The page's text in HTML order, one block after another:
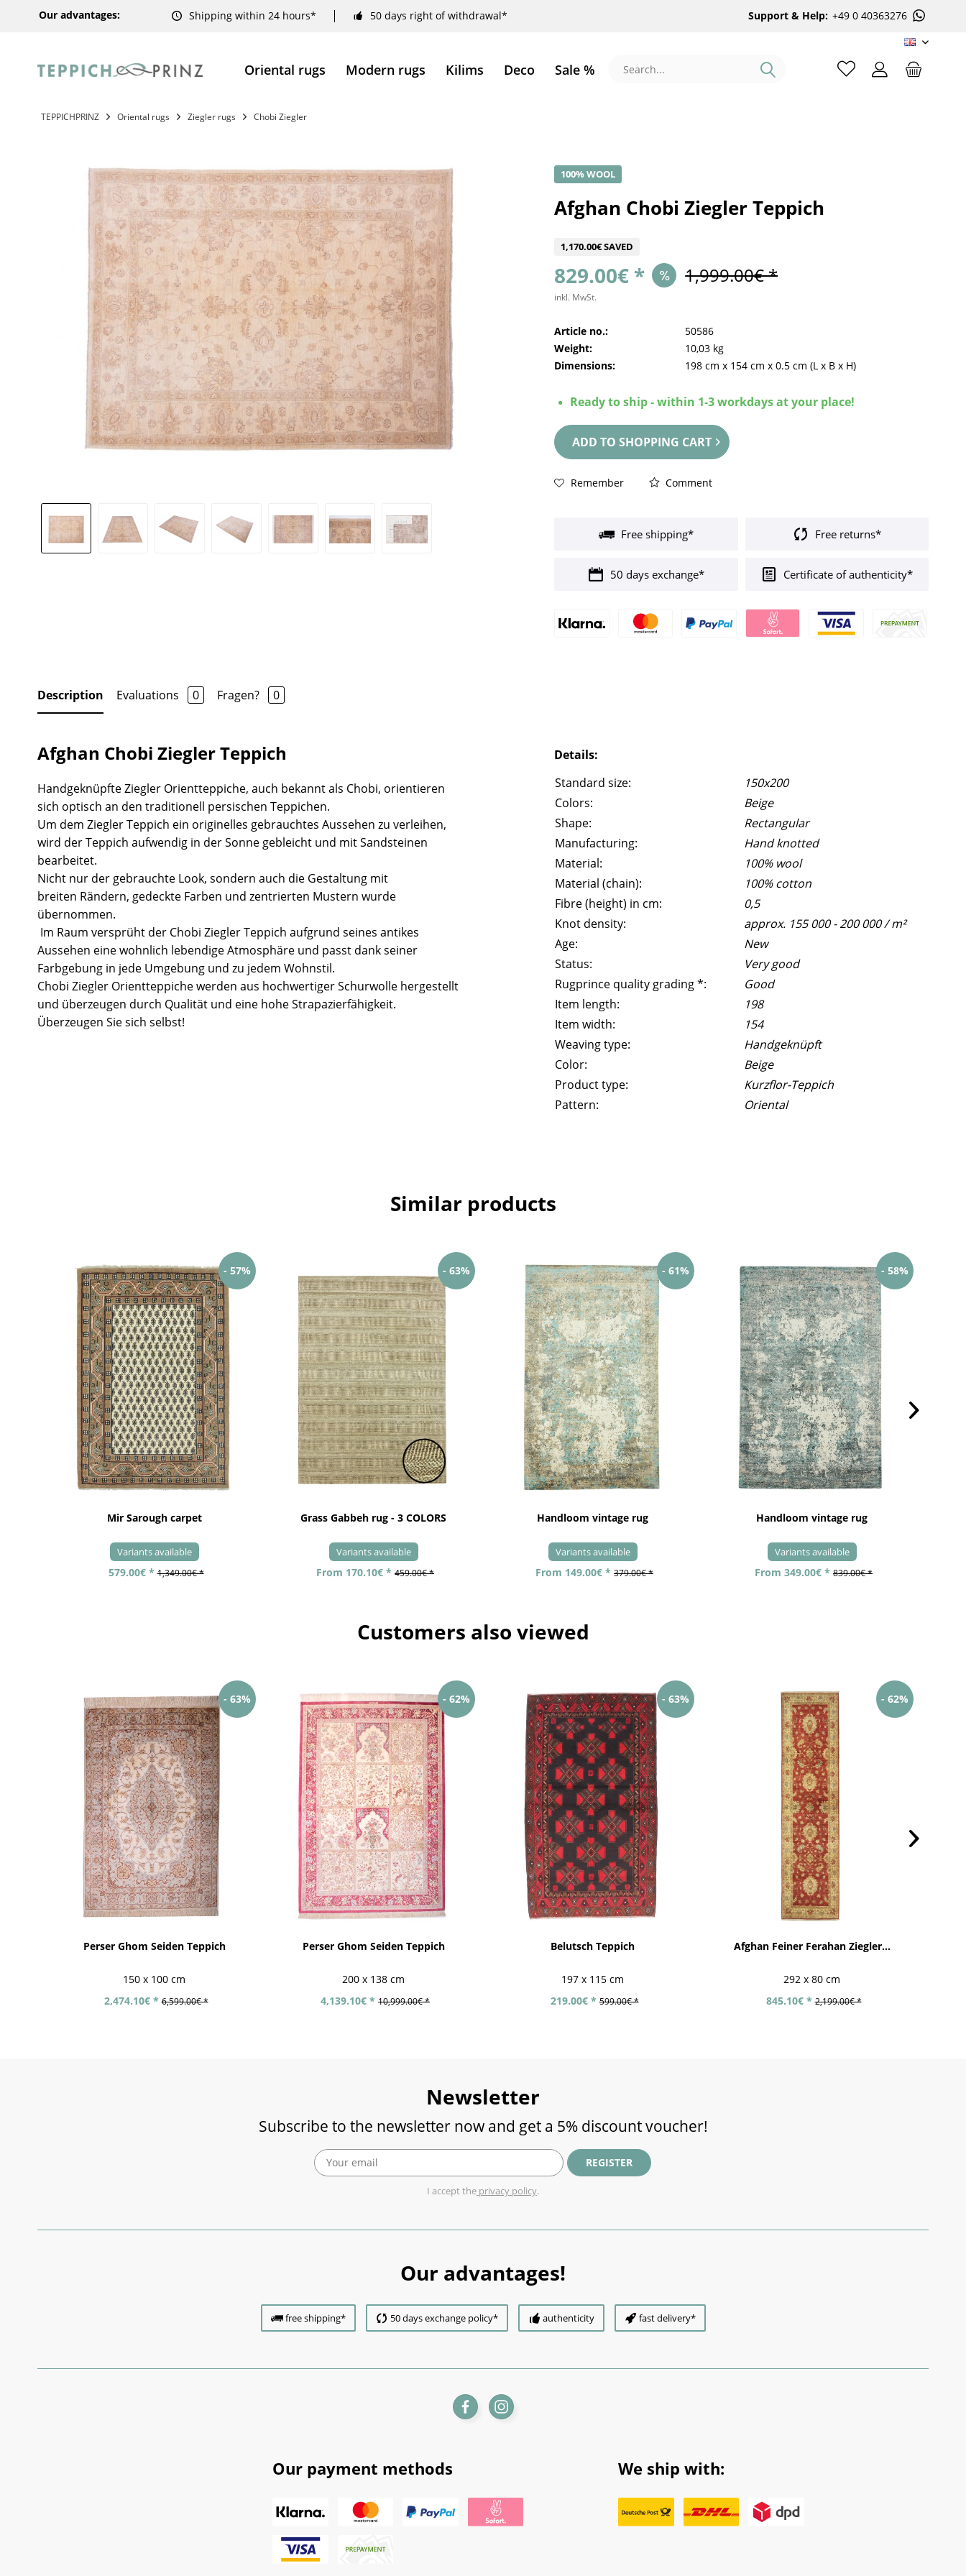
Our advantages: Shipping within 24 hours* 50 days right of withdrawal* Support & Help: +49 0 40363276
EN
Oriental rugs Modern rugs Kilims Deco Sale %
TEPPICHPRINZ Oriental rugs Ziegler rugs Chobi Ziegler
100% WOOL
Afghan Chobi Ziegler Teppich
1,170.00€ SAVED
829.00€ * 1,999.00€ *
inkl. MwSt.
Article no.:
50586
Weight:
10,03 kg
Dimensions:
198 cm x 154 cm x0.5 cm (L x B x H)
Ready to ship - within 1-3 workdays at your place!
ADD TO SHOPPING CART
Remember Comment
Free shipping* Free returns*
50 days exchange* Certificate of authenticity*
Description Evaluations 0 Fragen? 0
Afghan Chobi Ziegler Teppich
Handgeknüpfte Ziegler Orientteppiche, auch bekannt als Chobi, orientieren
sich optisch an den traditionell persischen Teppichen.
Um dem Ziegler Teppich ein originelles gebrauchtes Aussehen zu verleihen,
wird der Teppich aufwendig in der Sonne gebleicht und mit Sandsteinen
bearbeitet.
Nicht nur der gebrauchte Look, sondern auch die Gestaltung mit
breiten Rändern, gedeckte Farben und zentrierten Mustern wurde
übernommen.
Im Raum versprüht der Chobi Ziegler Teppich aufgrund seines antikes
Aussehen eine wohnlich lebendige Atmosphäre und passt dank seiner
Farbgebung in jede Umgebung und zu jedem Wohnstil.
Chobi Ziegler Orientteppiche werden aus hochwertiger Schurwolle hergestellt
und überzeugen durch Qualität und eine hohe Strapazierfähigkeit.
Überzeugen Sie sich selbst!
Details:
Standard size:
150x200
Colors:
Beige
Shape:
Rectangular
Manufacturing:
Hand knotted
Material:
100% wool
Material (chain):
100% cotton
Fibre (height) in cm:
0,5
Knot density:
approx. 155 000 - 200 000 / m²
Age:
New
Status:
Very good
Rugprince quality grading *:
Good
Item length:
198
Item width:
154
Weaving type:
Handgeknüpft
Color:
Beige
Product type:
Kurzflor-Teppich
Pattern:
Oriental
Similar products
- 57%
Mir Sarough carpet
Variants available
579.00€ * 1,349.00€ *
- 63%
Grass Gabbeh rug - 3 COLORS
Variants available
From 170.10€ * 459.00€ *
- 61%
Handloom vintage rug
Variants available
From 149.00€ * 379.00€ *
- 58%
Handloom vintage rug
Variants available
From 349.00€ * 839.00€ *
Customers also viewed
- 63%
Perser Ghom Seiden Teppich
150 x 100 cm
2,474.10€ * 6,599.00€ *
- 62%
Perser Ghom Seiden Teppich
200 x 138 cm
4,139.10€ * 10,999.00€ *
- 63%
Belutsch Teppich
197 x 115 cm
219.00€ * 599.00€ *
- 62%
Afghan Feiner Ferahan Ziegler...
292 x 80 cm
845.10€ * 2,199.00€ *
Newsletter
Subscribe to the newsletter now and get a 5% discount voucher!
REGISTER
I accept the privacy policy.
Our advantages!
free shipping* 50 days exchange policy* authenticity fast delivery*
Our payment methods We ship with: